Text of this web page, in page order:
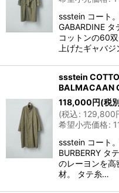
ssstein コート
GABARDINE
コットンの60
上げたギャバ
ssstein
BALMACAAN
118,000円(税
(税込: 129,800
希望小売価格:
ssstein コート
BURBERRY タ
のレーヨンを高
材。 タテ糸…